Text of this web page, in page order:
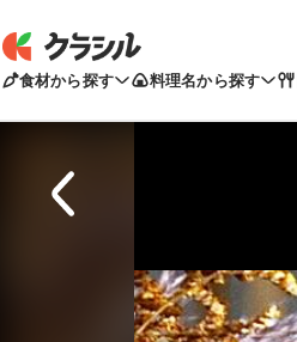
食材から探す 料理名から探す